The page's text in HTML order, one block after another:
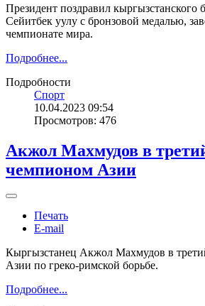
Президент поздравил кыргызстанского
Сейитбек уулу с бронзовой медалью,
чемпионате мира.
Подробнее...
Подробности
Спорт
10.04.2023 09:54
Просмотров: 476
Акжол Махмудов в
чемпионом Азии
Печать
E-mail
Кыргызстанец Акжол Махмудов в
Азии по греко-римской борьбе.
Подробнее...